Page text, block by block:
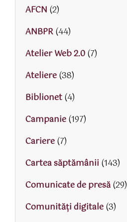
AFCN (2)
ANBPR(44)
Atelier Web 2.0(7)
Ateliere(38)
Biblionet(4)
Campanie(197)
Cariere(7)
Cartea săptămânii (143)
Comunicate de presă(29)
Comunități digitale(3)